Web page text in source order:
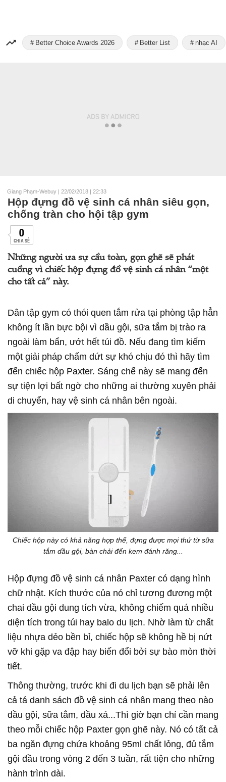
Better Choice Awards 2026 Better List nhạc AI
Giang Phạm-Webuy | 22/02/2018 | 22:33
Hộp đựng đồ vệ sinh cá nhân siêu gọn,
chống tràn cho hội tập gym
0
CHIA SẺ
Những người ưa sự cầu toàn, gọn ghẽ sẽ phát
cuồng vì chiếc hộp đựng đồ vệ sinh cá nhân “một
cho tất cả” này.
Dân tập gym có thói quen tắm rửa tại phòng tập hẳn
không ít lần bực bội vì dầu gội, sữa tắm bị trào ra
ngoài làm bẩn, ướt hết túi đồ. Nếu đang tìm kiếm
một giải pháp chấm dứt sự khó chịu đó thì hãy tìm
đến chiếc hộp Paxter. Sáng chế này sẽ mang đến
sự tiện lợi bất ngờ cho những ai thường xuyên phải
di chuyển, hay vệ sinh cá nhân bên ngoài.
Chiếc hộp này có khả năng hợp thể, đựng được mọi thứ từ sữa
tắm dầu gội, bàn chải đến kem đánh răng...
Hộp đựng đồ vệ sinh cá nhân Paxter có dạng hình
chữ nhật. Kích thước của nó chỉ tương đương một
chai dầu gội dung tích vừa, không chiếm quá nhiều
diện tích trong túi hay balo du lịch. Nhờ làm từ chất
liệu nhựa dẻo bền bỉ, chiếc hộp sẽ không hề bị nứt
vỡ khi gặp va đập hay biến đổi bởi sự bào mòn thời
tiết.
Thông thường, trước khi đi du lịch bạn sẽ phải lên
cả tá danh sách đồ vệ sinh cá nhân mang theo nào
dầu gội, sữa tắm, dầu xả...Thì giờ bạn chỉ cần mang
theo mỗi chiếc hộp Paxter gọn ghẽ này. Nó có tất cả
ba ngăn đựng chứa khoảng 95ml chất lỏng, đủ tắm
gội đầu trong vòng 2 đến 3 tuần, rất tiện cho những
hành trình dài.